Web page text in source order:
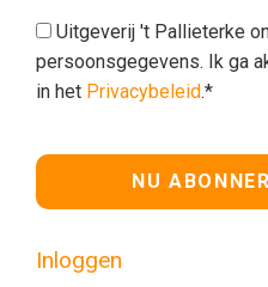
Uitgeverij 't Pallieterke
persoonsgegevens. Ik ga
in het Privacybeleid.*
Geen waarde
Inloggen